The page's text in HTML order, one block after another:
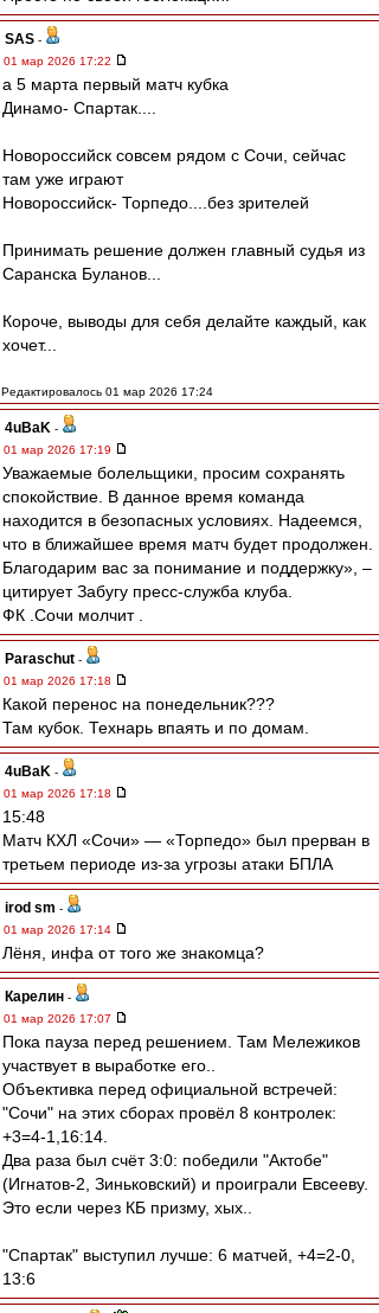
SAS -
01 мар 2026 17:22
а 5 марта первый матч кубка
Динамо- Спартак....
Новороссийск совсем рядом с Сочи, сейчас
там уже играют
Новороссийск- Торпедо....без зрителей
Принимать решение должен главный судья из
Саранска Буланов...
Короче, выводы для себя делайте каждый, как
хочет...
Редактировалось 01 мар 2026 17:24
4uBaK -
01 мар 2026 17:19
Уважаемые болельщики, просим сохранять
спокойствие. В данное время команда
находится в безопасных условиях. Надеемся,
что в ближайшее время матч будет продолжен.
Благодарим вас за понимание и поддержку», –
цитирует Забугу пресс-служба клуба.
ФК .Сочи молчит .
Paraschut -
01 мар 2026 17:18
Какой перенос на понедельник???
Там кубок. Технарь впаять и по домам.
4uBaK -
01 мар 2026 17:18
15:48
Матч КХЛ «Сочи» — «Торпедо» был прерван в
третьем периоде из-за угрозы атаки БПЛА
irod sm -
01 мар 2026 17:14
Лёня, инфа от того же знакомца?
Карелин -
01 мар 2026 17:07
Пока пауза перед решением. Там Мележиков
участвует в выработке его..
Объективка перед официальной встречей:
"Сочи" на этих сборах провёл 8 контролек:
+3=4-1,16:14.
Два раза был счёт 3:0: победили "Актобе"
(Игнатов-2, Зиньковский) и проиграли Евсееву.
Это если через КБ призму, хых..
"Спартак" выступил лучше: 6 матчей, +4=2-0,
13:6